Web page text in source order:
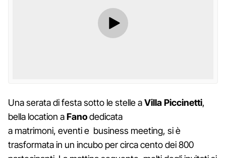
Una serata di festa sotto le stelle aVilla Piccinetti,
bella location aFanodedicata
a matrimoni, eventi e business meeting, si è
trasformata in un incubo per circa cento dei 800